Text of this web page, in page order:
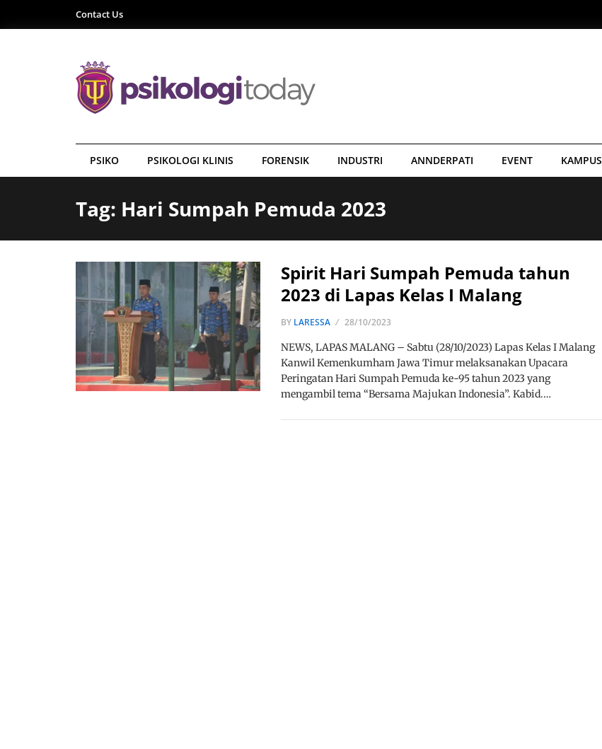
Contact Us
PSIKO PSIKOLOGI KLINIS FORENSIK INDUSTRI ANNDERPATI EVENT KAMPUS
Tag: Hari Sumpah Pemuda 2023
Spirit Hari Sumpah Pemuda tahun
2023 di Lapas Kelas I Malang
BY LARESSA 28/10/2023
NEWS, LAPAS MALANG – Sabtu (28/10/2023) Lapas Kelas I Malang
Kanwil Kemenkumham Jawa Timur melaksanakan Upacara
Peringatan Hari Sumpah Pemuda ke-95 tahun 2023 yang
mengambil tema “Bersama Majukan Indonesia”. Kabid.…